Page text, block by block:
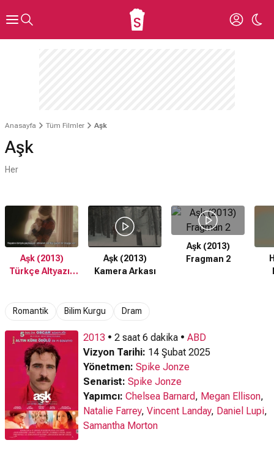
Anasayfa Tüm Filmler Aşk
Aşk
Her
Aşk (2013)
Türkçe Altyazılı
Aşk (2013)
Kamera Arkası
Aşk (2013)
Fragman 2
Romantik Bilim Kurgu Dram
2013 • 2 saat 6 dakika • ABD
Vizyon Tarihi: 14 Şubat 2025
Yönetmen: Spike Jonze
Senarist: Spike Jonze
Yapımcı: Chelsea Barnard, Megan Ellison,
Natalie Farrey, Vincent Landay, Daniel Lupi,
Samantha Morton